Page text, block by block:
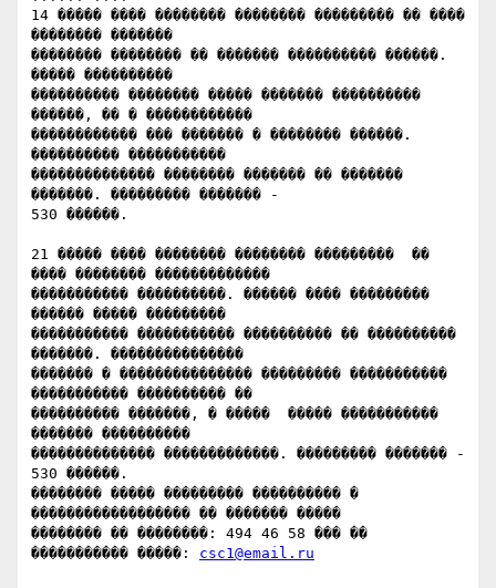
14 ����� ���� �������� �������� ��������� �� ����
�������� �������
�������� �������� �� ������� ���������� ������.
����� ����������
���������� �������� ����� ������� ����������
������, �� � ������������
������������ ��� ������� � �������� ������.
���������� �����������
�������������� �������� ������� �� �������
�������. ��������� ������� -
530 ������.
21 ����� ���� �������� �������� ���������  ��
���� �������� �������������
����������� ����������. ������ ���� ���������
������ ����� ���������
����������� ����������� ���������� �� ����������
�������. ���������������
������� � ��������������� ��������� �����������
����������� ���������� ��
���������� �������, � �����  ����� �����������
������� ����������
�������������� �������������. ��������� ������� -
530 ������.
�������� ����� ��������� ���������� �
������������������ �� ������� �����
�������� �� ��������: 494 46 58 ��� ��
����������� �����: csc1@email.ru